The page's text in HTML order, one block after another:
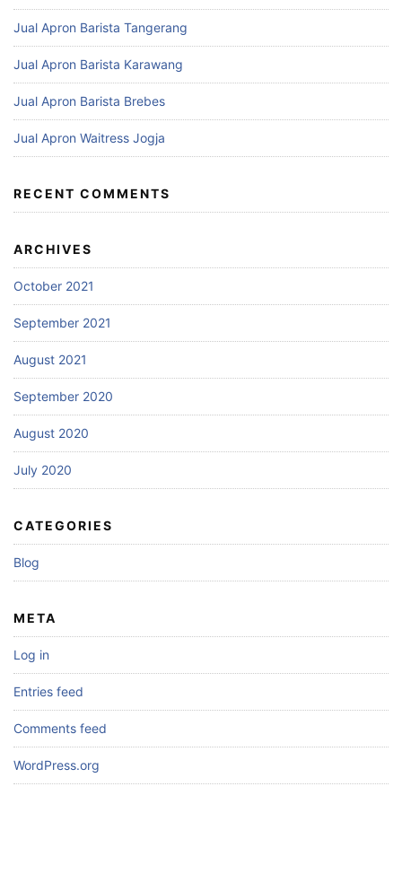
Jual Apron Barista Tangerang
Jual Apron Barista Karawang
Jual Apron Barista Brebes
Jual Apron Waitress Jogja
RECENT COMMENTS
ARCHIVES
October 2021
September 2021
August 2021
September 2020
August 2020
July 2020
CATEGORIES
Blog
META
Log in
Entries feed
Comments feed
WordPress.org